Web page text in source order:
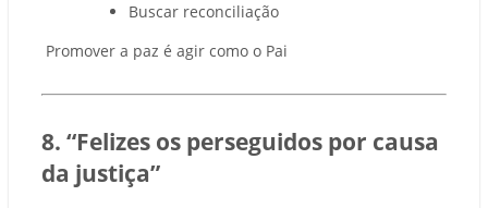
Buscar reconciliação
Promover a paz é agir como o Pai
8. “Felizes os perseguidos por causa
da justiça”